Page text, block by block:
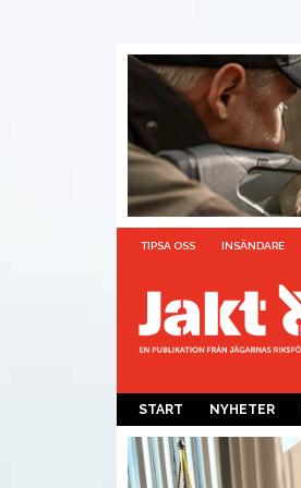
TIPSA OSS INSÄNDARE
START NYHETER